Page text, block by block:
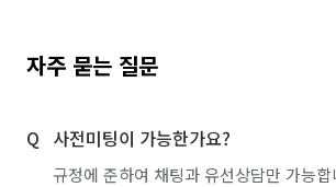
자주 묻는 질문
사전미팅이 가능한가요?
규정에 준하여 채팅과 유선상담만 가능